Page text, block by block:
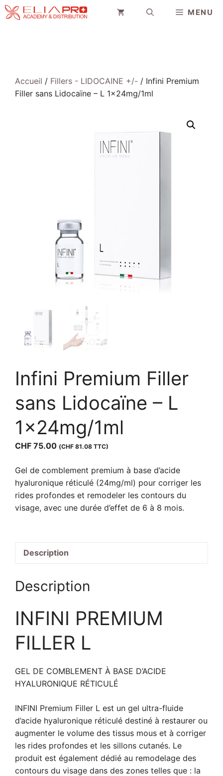
Aller
au
MENU
Accueil / Fillers - LIDOCAINE +/- / Infini Premium
Filler sans Lidocaïne – L 1x24mg/1ml
Infini Premium Filler
sans Lidocaïne – L
1x24mg/1ml
CHF 75.00 (CHF 81.08 TTC)
Gel de comblement premium à base d’acide
hyaluronique réticulé (24mg/ml) pour corriger les
rides profondes et remodeler les contours du
visage, avec une durée d’effet de 6 à 8 mois.
Description
Description
INFINI PREMIUM
FILLER L
GEL DE COMBLEMENT À BASE D’ACIDE
HYALURONIQUE RÉTICULÉ
INFINI Premium Filler L est un gel ultra-fluide
d’acide hyaluronique réticulé destiné à restaurer ou
augmenter le volume des tissus mous et à corriger
les rides profondes et les sillons cutanés. Le
produit est également dédié au remodelage des
contours du visage dans des zones telles que : la